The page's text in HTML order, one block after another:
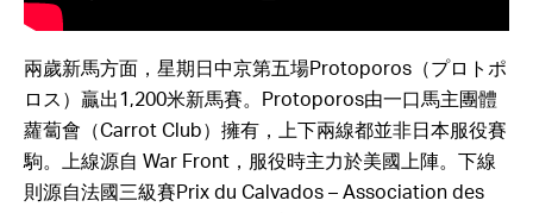
兩歲新馬方面，星期日中京第五場Protoporos（プロトポ
ロス）贏出1,200米新馬賽。Protoporos由一口馬主團體
蘿蔔會（Carrot Club）擁有，上下兩線都並非日本服役賽
駒。上線源自 War Front，服役時主力於美國上陣。下線
則源自法國三級賽Prix du Calvados – Association des